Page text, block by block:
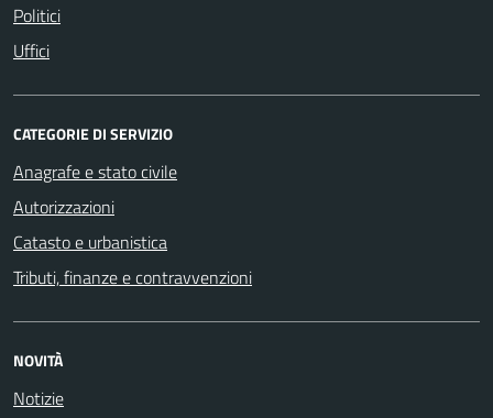
Politici
Uffici
CATEGORIE DI SERVIZIO
Anagrafe e stato civile
Autorizzazioni
Catasto e urbanistica
Tributi, finanze e contravvenzioni
NOVITÀ
Notizie